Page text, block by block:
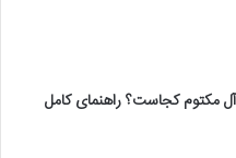
مکتوم کجاست؟ راهنمای کامل